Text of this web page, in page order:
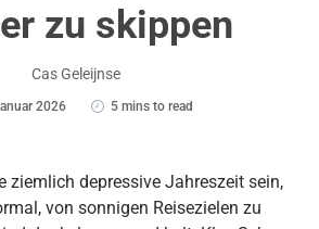
zu skippen
Cas Geleijnse
2026 5 mins to read
ziemlich depressive Jahreszeit sein,
von sonnigen Reisezielen zu